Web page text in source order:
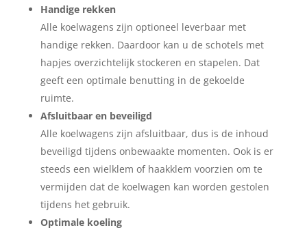
Handige rekken
Alle koelwagens zijn optioneel leverbaar met
handige rekken. Daardoor kan u de schotels met
hapjes overzichtelijk stockeren en stapelen. Dat
geeft een optimale benutting in de gekoelde
ruimte.
Afsluitbaar en beveiligd
Alle koelwagens zijn afsluitbaar, dus is de inhoud
beveiligd tijdens onbewaakte momenten. Ook is er
steeds een wielklem of haakklem voorzien om te
vermijden dat de koelwagen kan worden gestolen
tijdens het gebruik.
Optimale koeling